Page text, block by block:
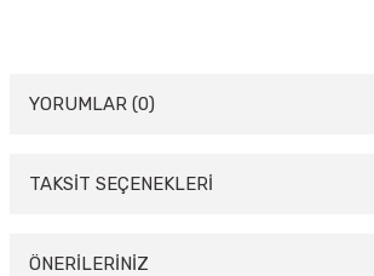
YORUMLAR (0)
Bu ürüne ilk yorumu siz yapın!
TAKSİT SEÇENEKLERİ
ÖNERİLERİNİZ